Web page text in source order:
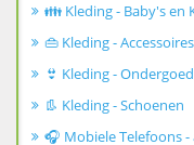
👪 Kleding - Baby's en
👜 Kleding -
👙 Kleding -
👢 Kleding - Schoenen
🎧 Mobiele Telefoons -